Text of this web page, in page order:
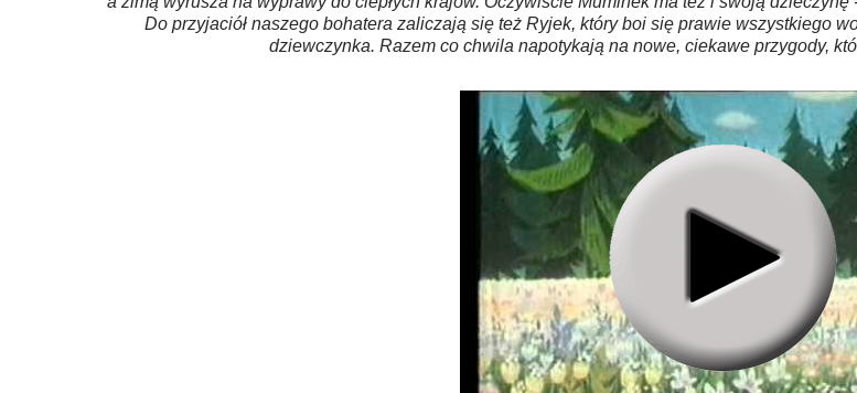
Do przyjaciół naszego bohatera zaliczają się też Ryjek, który boi się prawie wszystkiego
dziewczynka. Razem co chwila napotykają na nowe, ciekawe przygody,